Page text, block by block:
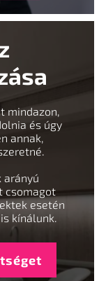
mindazon,
és úgy
annak,
arányú
csomagot
esetén
kínálunk.